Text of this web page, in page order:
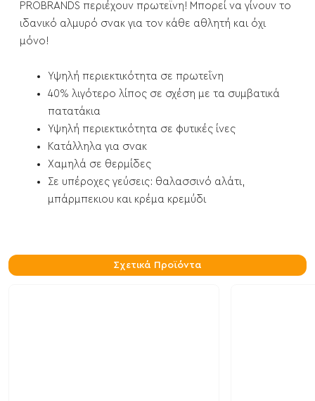
PROBRANDS περιέχουν πρωτεϊνη! Μπορεί να γίνουν το
ιδανικό αλμυρό σνακ για τον κάθε αθλητή και όχι
μόνο!
Υψηλή περιεκτικότητα σε πρωτεΐνη
40% λιγότερο λίπος σε σχέση με τα συμβατικά
πατατάκια
Υψηλή περιεκτικότητα σε φυτικές ίνες
Κατάλληλα για σνακ
Χαμηλά σε θερμίδες
Σε υπέροχες γεύσεις: θαλασσινό αλάτι,
μπάρμπεκιου και κρέμα κρεμύδι
Σχετικά Προϊόντα